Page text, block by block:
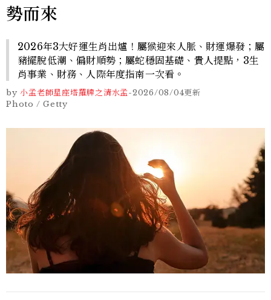
勢而來
2026年3大好運生肖出爐！屬猴迎來人脈、財運爆發；屬
豬擺脫低潮、偏財順勢；屬蛇穩固基礎、貴人提點，3生
肖事業、財務、人際年度指南一次看。
by 小孟老師星座塔羅牌之清水孟-2026/08/04更新
Photo / Getty